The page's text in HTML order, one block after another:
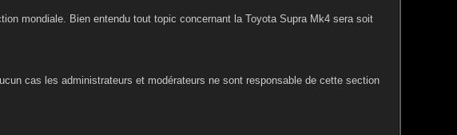
mondiale. Bien entendu tout topic concernant la Toyota Supra Mk4 sera soit
cas les administrateurs et modérateurs ne sont responsable de cette section